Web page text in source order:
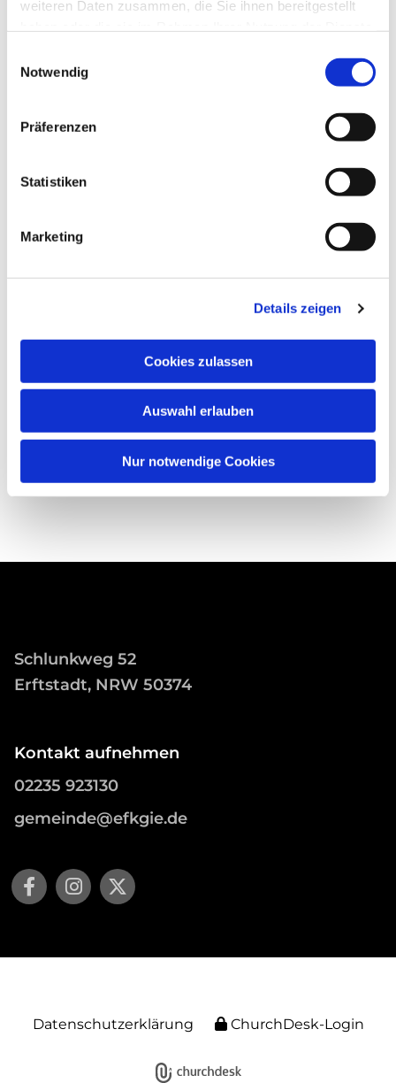
weiteren Daten zusammen, die Sie ihnen bereitgestellt
Notwendig
Präferenzen
Statistiken
Marketing
Details zeigen
Cookies zulassen
Auswahl erlauben
Nur notwendige Cookies
Schlunkweg 52
Erftstadt, NRW 50374
Kontakt aufnehmen
02235 923130
gemeinde@efkgie.de
Datenschutzerklärung ChurchDesk-Login